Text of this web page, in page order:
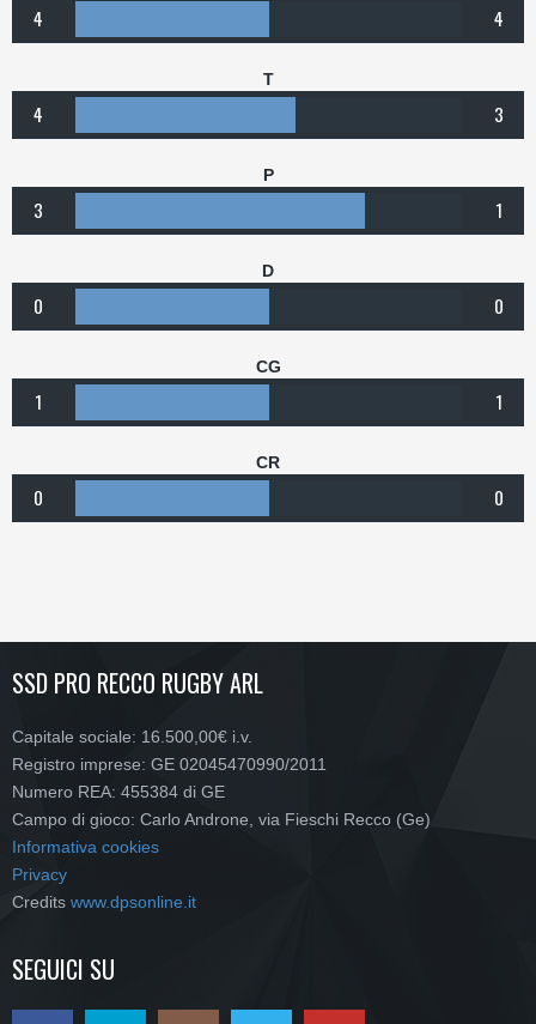
4 4
T
4 3
P
3 1
D
0 0
CG
1 1
CR
0 0
SSD PRO RECCO RUGBY ARL
Capitale sociale: 16.500,00€ i.v.
Registro imprese: GE 02045470990/2011
Numero REA: 455384 di GE
Campo di gioco: Carlo Androne, via Fieschi Recco (Ge)
Informativa cookies
Privacy
Credits www.dpsonline.it
SEGUICI SU